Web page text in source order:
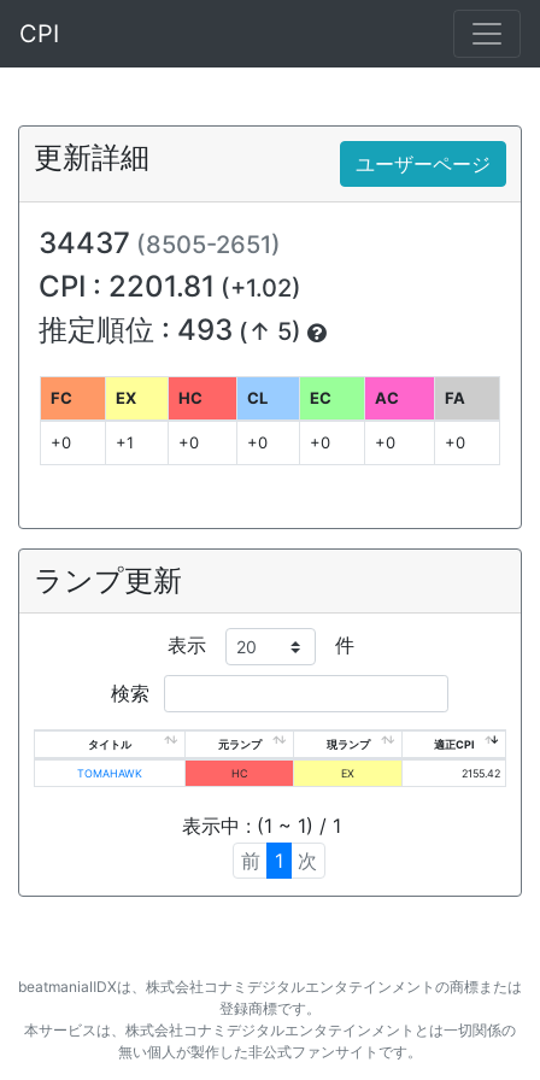
CPI
更新詳細 ユーザーページ
34437 (8505-2651)
CPI : 2201.81 (+1.02)
推定順位 : 493 (↑ 5)
FC EX HC CL EC AC FA
+0 +1 +0 +0 +0 +0 +0
ランプ更新
表示 件
検索
タイトル 元ランプ 現ランプ 適正CPI
TOMAHAWK HC EX 2155.42
表示中 : (1 ~ 1) / 1
前
1 次
beatmaniaⅡDXは、株式会社コナミデジタルエンタテインメントの商標または
登録商標です。
本サービスは、株式会社コナミデジタルエンタテインメントとは一切関係の
無い個人が製作した非公式ファンサイトです。